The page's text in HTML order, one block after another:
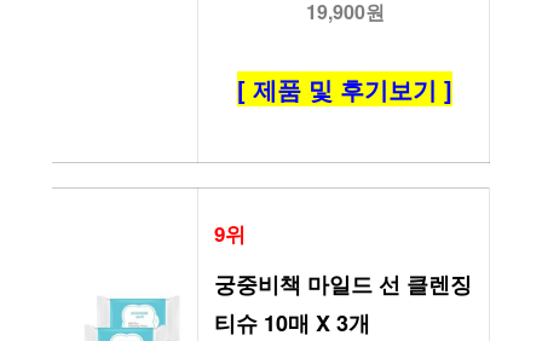
19,900원
[ 제품 및 후기보기 ]
9위
궁중비책 마일드 선 클렌징
티슈 10매 X 3개